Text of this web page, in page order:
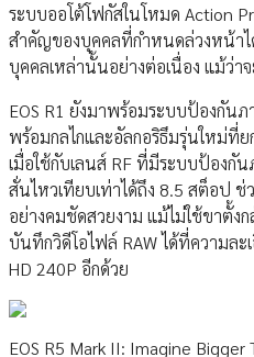
ระบบออโต้โฟกัสในโหมด Action
สำคัญของบุคคลที่กำหนดล่วงหน้า
บุคคลเหล่านั้นอย่างต่อเนื่อง แม้ว่า
EOS R1 ยังมาพร้อมระบบป้องกัน
พร้อมกลไกและอัลกอริธึมรุ่นใหม่ที่
เมื่อใช้กับเลนส์ RF ที่มีระบบป้องกั
สั่นไหวเทียบเท่าได้ถึง 8.5 สต็อป ช่
อย่างคมชัดสวยงาม แม้ไม่ใช้ขาตั้งก
บันทึกวิดีโอไฟล์ RAW ได้ที่ความละ
HD 240P อีกด้วย
EOS R5 Mark II: Imagine Bigger